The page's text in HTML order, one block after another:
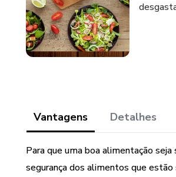
Vantagens Detalhes
Para que uma boa alimentação
segurança dos alimentos que estão